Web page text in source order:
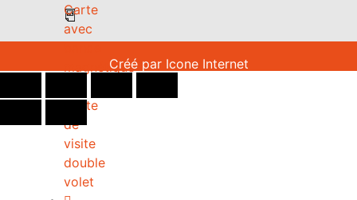
Carte
avec
magnétique
Carte
de
visite
double
volet
Créé par Icone Internet